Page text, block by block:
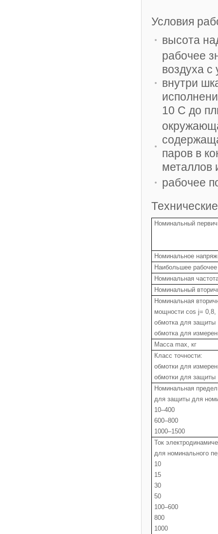
Условия
высота
рабочее
воздуха с
внутри
10 С до
паров в
металлов
рабочее
Номинальный
Номинальное
Наибольшее
Номинальная
Номинальный
Номинальная
мощности cos j=
обмотка для защиты
обмотка для
Масса max, кг
Класс точности:
обмотки для
обмотки для защиты
Номинальная
для защиты для
10–400
600–800
1000–1500
Ток
для номинального
10
15
30
50
100–600
800
1000